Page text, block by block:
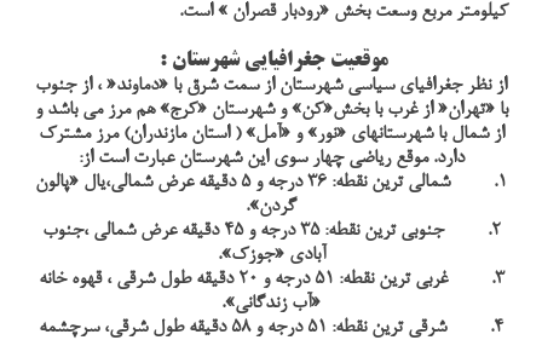
کیلومتر مربع وسعت بخش «رودبار قصران » است.
موقعیت جغرافیایی شهرستان :
از نظر جغرافیای سیاسی شهرستان از سمت شرق با «دماوند« ، از جنوب
با «تهران« از غرب با بخش«کن» و شهرستان «کرج» هم مرز می باشد و
از شمال با شهرستانهای «نور» و «آمل» ( استان مازندران) مرز مشترک
دارد. موقع ریاضی چهار سوی این شهرستان عبارت است از:
1. شمالی ترین نقطه: 36 درجه و 5 دقیقه عرض شمالی،یال «پالون
گردن».
2. جنوبی ترین نقطه: 35 درجه و 45 دقیقه عرض شمالی ،جنوب
آبادی «جوزک».
3. غربی ترین نقطه: 51 درجه و 20 دقیقه طول شرقی ، قهوه خانه
«آب زندگانی».
4. شرقی ترین نقطه: 51 درجه و 58 دقیقه طول شرقی، سرچشمه